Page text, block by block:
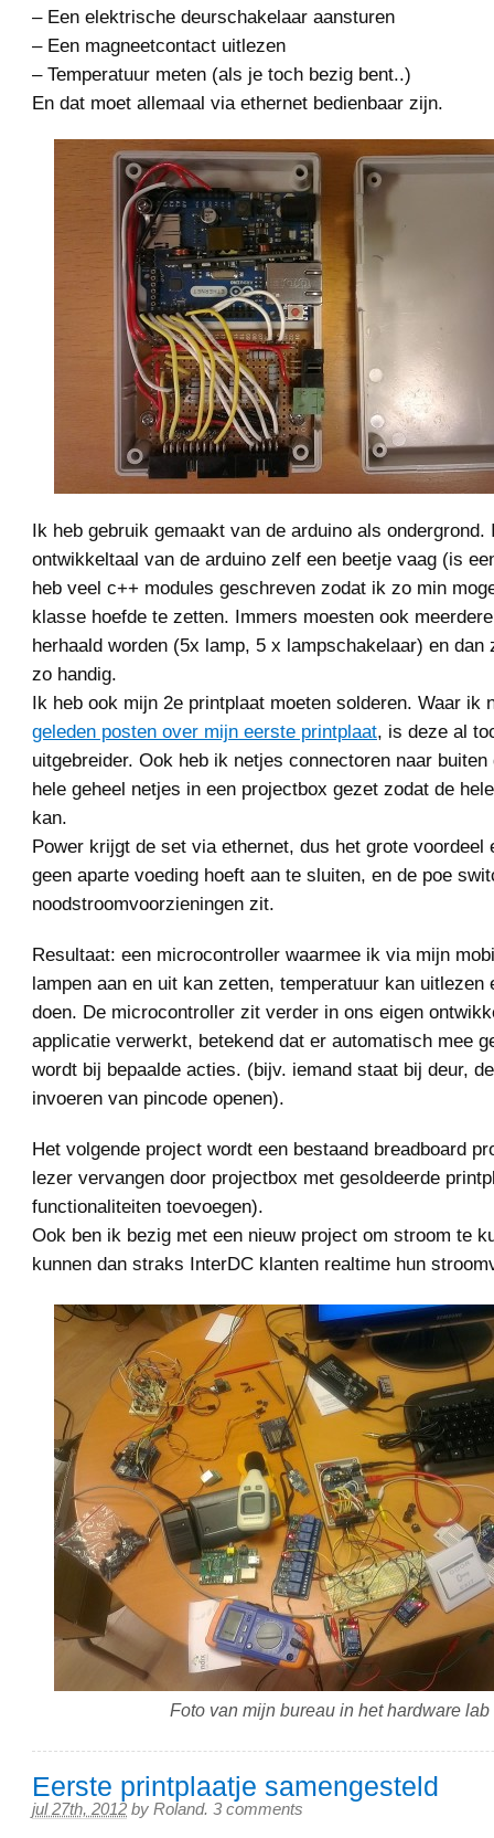
– Een elektrische deurschakelaar aansturen
– Een magneetcontact uitlezen
– Temperatuur meten (als je toch bezig bent..)
En dat moet allemaal via ethernet bedienbaar zijn.
Ik heb gebruik gemaakt van de arduino als ondergrond.
ontwikkeltaal van de arduino zelf een beetje vaag (is
heb veel c++ modules geschreven zodat ik zo min
klasse hoefde te zetten. Immers moesten ook
herhaald worden (5x lamp, 5 x lampschakelaar) en dan
zo handig.
Ik heb ook mijn 2e printplaat moeten solderen. Waar ik
geleden posten over mijn eerste printplaat, is deze al
uitgebreider. Ook heb ik netjes connectoren naar
hele geheel netjes in een projectbox gezet zodat de
kan.
Power krijgt de set via ethernet, dus het grote voordeel
geen aparte voeding hoeft aan te sluiten, en de poe
noodstroomvoorzieningen zit.
Resultaat: een microcontroller waarmee ik via mijn
lampen aan en uit kan zetten, temperatuur kan uitlezen
doen. De microcontroller zit verder in ons eigen
applicatie verwerkt, betekend dat er automatisch mee
wordt bij bepaalde acties. (bijv. iemand staat bij deur,
invoeren van pincode openen).
Het volgende project wordt een bestaand breadboard
lezer vervangen door projectbox met gesoldeerde
functionaliteiten toevoegen).
Ook ben ik bezig met een nieuw project om stroom te
kunnen dan straks InterDC klanten realtime hun
Foto van mijn bureau in het hardware lab
Eerste printplaatje samengesteld
jul 27th, 2012 by Roland. 3 comments